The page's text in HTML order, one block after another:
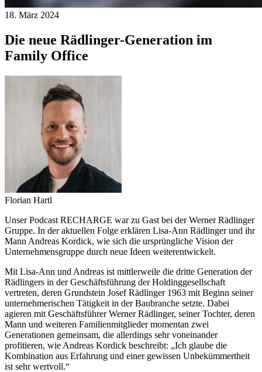
18. März 2024
Die neue Rädlinger-Generation im
Family Office
Florian Hartl
Unser Podcast RECHARGE war zu Gast bei der Werner Rädlinger
Gruppe. In der aktuellen Folge erklären Lisa-Ann Rädlinger und ihr
Mann Andreas Kordick, wie sich die ursprüngliche Vision der
Unternehmensgruppe durch neue Ideen weiterentwickelt.
Mit Lisa-Ann und Andreas ist mittlerweile die dritte Generation der
Rädlingers in der Geschäftsführung der Holdinggesellschaft
vertreten, deren Grundstein Josef Rädlinger 1963 mit Beginn seiner
unternehmerischen Tätigkeit in der Baubranche setzte. Dabei
agieren mit Geschäftsführer Werner Rädlinger, seiner Tochter, deren
Mann und weiteren Familienmitglieder momentan zwei
Generationen gemeinsam, die allerdings sehr voneinander
profitieren, wie Andreas Kordick beschreibt: „Ich glaube die
Kombination aus Erfahrung und einer gewissen Unbekümmertheit
ist sehr wertvoll.“